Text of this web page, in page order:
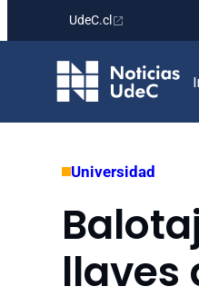
contenido
UdeC.cl
Universidad
llaves